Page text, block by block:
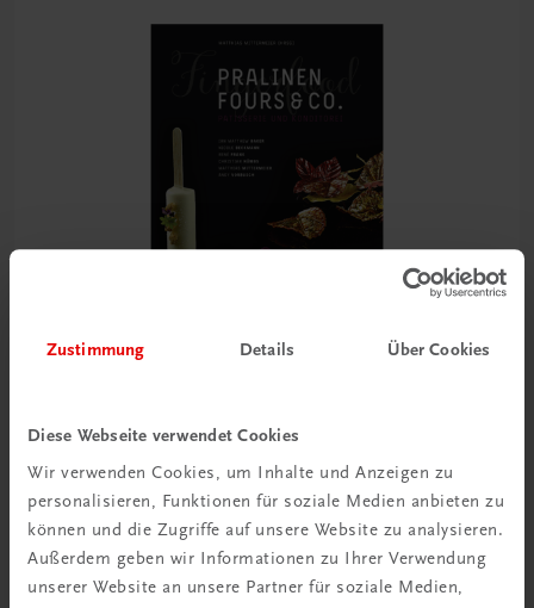
Zustimmung Details Über Cookies
Diese Webseite verwendet Cookies
Wir verwenden Cookies, um Inhalte und Anzeigen zu
personalisieren, Funktionen für soziale Medien anbieten zu
können und die Zugriffe auf unsere Website zu analysieren.
Außerdem geben wir Informationen zu Ihrer Verwendung
unserer Website an unsere Partner für soziale Medien,